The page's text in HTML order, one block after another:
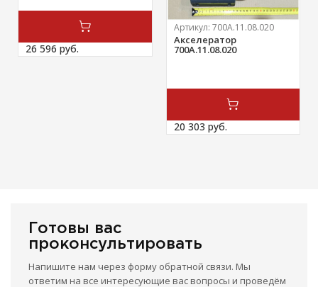
26 596 руб.
Артикул: 700А.11.08.020
Акселератор
700А.11.08.020
20 303 руб.
Готовы вас
проконсультировать
Напишите нам через форму обратной связи. Мы
ответим на все интересующие вас вопросы и проведём